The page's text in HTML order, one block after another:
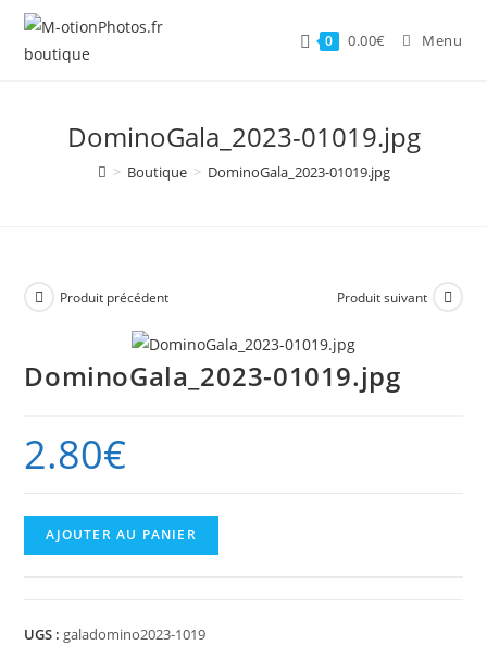
Skip
content
0 0.00€ Menu
DominoGala_2023-01019.jpg
> Boutique > DominoGala_2023-01019.jpg
Produit précédent Produit suivant
DominoGala_2023-01019.jpg
2.80€
quantité
de
AJOUTER AU PANIER
UGS : galadomino2023-1019